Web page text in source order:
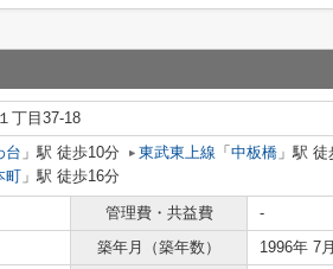
１丁目37-18
台 」駅 徒歩10分 東武東上線 「 中板橋 」駅 徒
町 」駅 徒歩16分
管理費・共益費
-
築年月（築年数）
1996年 7